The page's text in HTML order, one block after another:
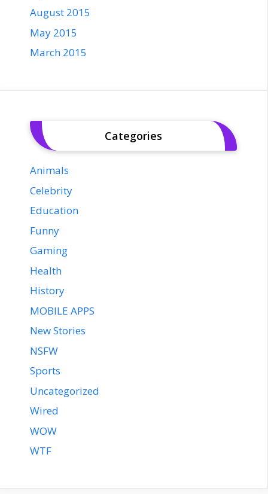
August 2015
May 2015
March 2015
Categories
Animals
Celebrity
Education
Funny
Gaming
Health
History
MOBILE APPS
New Stories
NSFW
Sports
Uncategorized
Wired
WOW
WTF